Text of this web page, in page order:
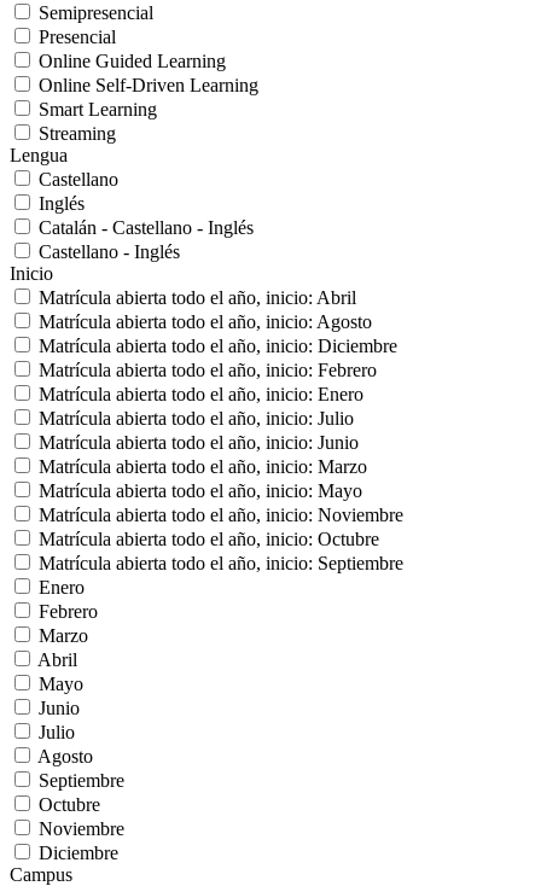
Semipresencial
Presencial
Online Guided Learning
Online Self-Driven Learning
Smart Learning
Streaming
Lengua
Castellano
Inglés
Catalán - Castellano - Inglés
Castellano - Inglés
Inicio
Matrícula abierta todo el año, inicio: Abril
Matrícula abierta todo el año, inicio: Agosto
Matrícula abierta todo el año, inicio: Diciembre
Matrícula abierta todo el año, inicio: Febrero
Matrícula abierta todo el año, inicio: Enero
Matrícula abierta todo el año, inicio: Julio
Matrícula abierta todo el año, inicio: Junio
Matrícula abierta todo el año, inicio: Marzo
Matrícula abierta todo el año, inicio: Mayo
Matrícula abierta todo el año, inicio: Noviembre
Matrícula abierta todo el año, inicio: Octubre
Matrícula abierta todo el año, inicio: Septiembre
Enero
Febrero
Marzo
Abril
Mayo
Junio
Julio
Agosto
Septiembre
Octubre
Noviembre
Diciembre
Campus